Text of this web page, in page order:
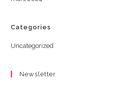
Categories
Uncategorized
Newsletter